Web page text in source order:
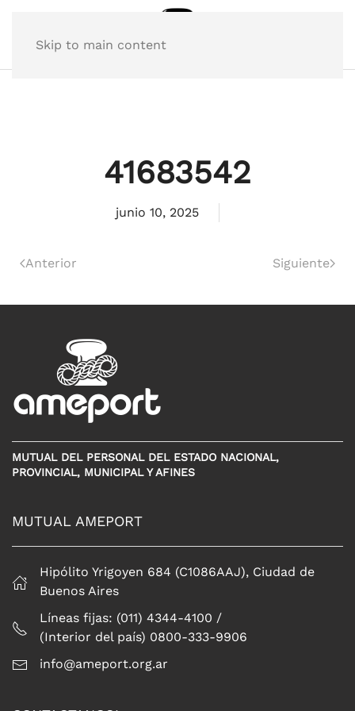
Skip to main content
41683542
junio 10, 2025
Anterior Siguiente
MUTUAL DEL PERSONAL DEL ESTADO NACIONAL,
PROVINCIAL, MUNICIPAL Y AFINES
MUTUAL AMEPORT
Hipólito Yrigoyen 684 (C1086AAJ), Ciudad de
Buenos Aires
Líneas fijas: (011) 4344-4100 /
(Interior del país) 0800-333-9906
info@ameport.org.ar